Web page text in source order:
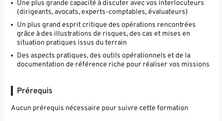
Une plus grande capacité à discuter avec vos interlocuteurs
(dirigeants, avocats, experts-comptables, évaluateurs)
Un plus grand esprit critique des opérations rencontrées
grâce à des illustrations de risques, des cas et mises en
situation pratiques issus du terrain
Des aspects pratiques, des outils opérationnels et de la
documentation de référence riche pour réaliser vos missions
Prérequis
Aucun prérequis nécessaire pour suivre cette formation